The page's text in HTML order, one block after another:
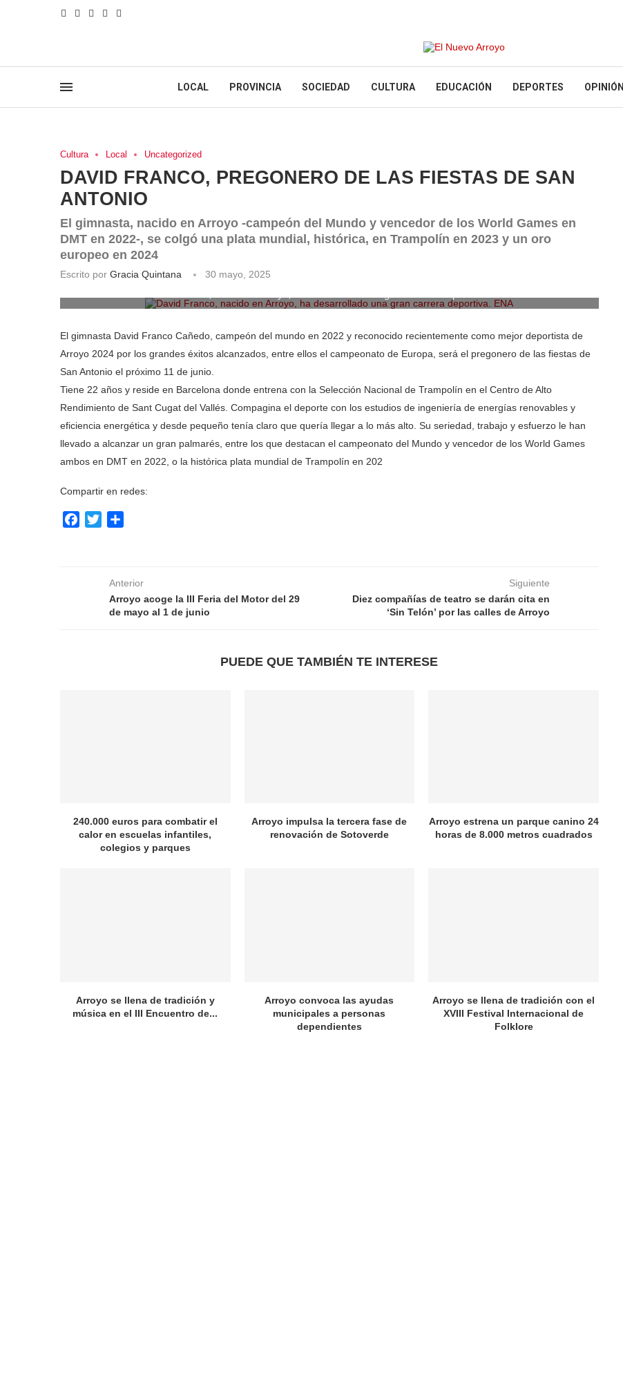
LOCAL PROVINCIA SOCIEDAD CULTURA EDUCACIÓN DEPORTES OPINIÓN
Cultura Local Uncategorized
DAVID FRANCO, PREGONERO DE LAS FIESTAS DE SAN
ANTONIO
El gimnasta, nacido en Arroyo -campeón del Mundo y vencedor de los World Games en
DMT en 2022-, se colgó una plata mundial, histórica, en Trampolín en 2023 y un oro
europeo en 2024
Escrito por Gracia Quintana
30 mayo, 2025
El gimnasta David Franco Cañedo, campeón del mundo en 2022 y reconocido recientemente como mejor deportista de
Arroyo 2024 por los grandes éxitos alcanzados, entre ellos el campeonato de Europa, será el pregonero de las fiestas de
San Antonio el próximo 11 de junio.
Tiene 22 años y reside en Barcelona donde entrena con la Selección Nacional de Trampolín en el Centro de Alto
Rendimiento de Sant Cugat del Vallés. Compagina el deporte con los estudios de ingeniería de energías renovables y
eficiencia energética y desde pequeño tenía claro que quería llegar a lo más alto. Su seriedad, trabajo y esfuerzo le han
llevado a alcanzar un gran palmarés, entre los que destacan el campeonato del Mundo y vencedor de los World Games
ambos en DMT en 2022, o la histórica plata mundial de Trampolín en 202
Compartir en redes:
Facebook
Twitter
Anterior
Arroyo acoge la III Feria del Motor del 29
de mayo al 1 de junio
Siguiente
Diez compañías de teatro se darán cita en
‘Sin Telón’ por las calles de Arroyo
PUEDE QUE TAMBIÉN TE INTERESE
240.000 euros para combatir el
calor en escuelas infantiles,
colegios y parques
Arroyo impulsa la tercera fase de
renovación de Sotoverde
Arroyo estrena un parque canino 24
horas de 8.000 metros cuadrados
Arroyo se llena de tradición y
música en el III Encuentro de...
Arroyo convoca las ayudas
municipales a personas
dependientes
Arroyo se llena de tradición con el
XVIII Festival Internacional de
Folklore